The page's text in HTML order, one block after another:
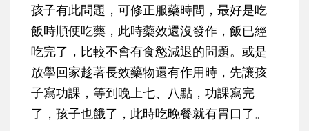
孩子有此問題，可修正服藥時間，最好是吃
飯時順便吃藥，此時藥效還沒發作，飯已經
吃完了，比較不會有食慾減退的問題。或是
放學回家趁著長效藥物還有作用時，先讓孩
子寫功課，等到晚上七、八點，功課寫完
了，孩子也餓了，此時吃晚餐就有胃口了。